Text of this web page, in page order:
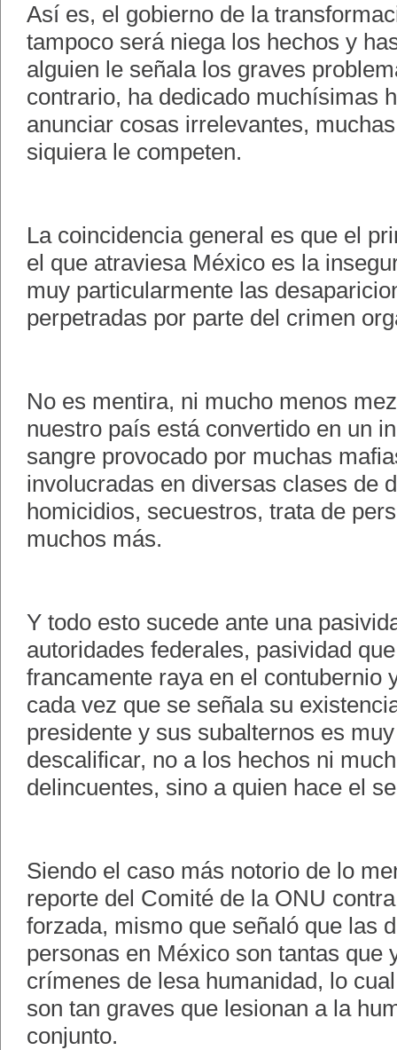
Así es, el gobierno de la
tampoco será niega los hechos y
alguien le señala los graves
contrario, ha dedicado muchísimas
anunciar cosas irrelevantes,
siquiera le competen.
La coincidencia general es que el
el que atraviesa México es la
muy particularmente las
perpetradas por parte del crimen
No es mentira, ni mucho menos
nuestro país está convertido en un
sangre provocado por muchas
involucradas en diversas clases de
homicidios, secuestros, trata de
muchos más.
Y todo esto sucede ante una
autoridades federales, pasividad
francamente raya en el contubernio
cada vez que se señala su
presidente y sus subalternos es
descalificar, no a los hechos ni
delincuentes, sino a quien hace el
Siendo el caso más notorio de lo
reporte del Comité de la ONU
forzada, mismo que señaló que las
personas en México son tantas que
crímenes de lesa humanidad, lo
son tan graves que lesionan a la
conjunto.